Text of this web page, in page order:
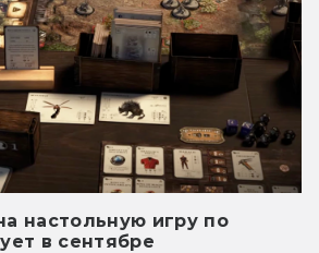
настольную игру по
в сентябре